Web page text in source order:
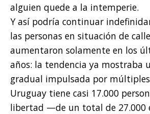
alguien quede a la intemperie.
Y así podría continuar
las personas en situación de
aumentaron solamente en los
años: la tendencia ya mostraba
gradual impulsada por
Uruguay tiene casi 17.000
libertad —de un total de 27.000